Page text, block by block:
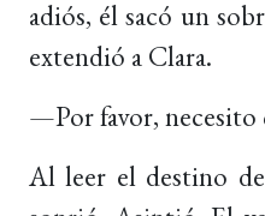
adiós, él sacó un
extendió a Clara.
—Por favor, necesito
Al leer el destino